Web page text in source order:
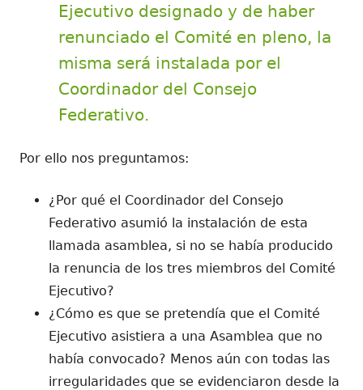
Ejecutivo designado y de haber
renunciado el Comité en pleno, la
misma será instalada por el
Coordinador del Consejo
Federativo.
Por ello nos preguntamos:
¿Por qué el Coordinador del Consejo
Federativo asumió la instalación de esta
llamada asamblea, si no se había producido
la renuncia de los tres miembros del Comité
Ejecutivo?
¿Cómo es que se pretendía que el Comité
Ejecutivo asistiera a una Asamblea que no
había convocado? Menos aún con todas las
irregularidades que se evidenciaron desde la